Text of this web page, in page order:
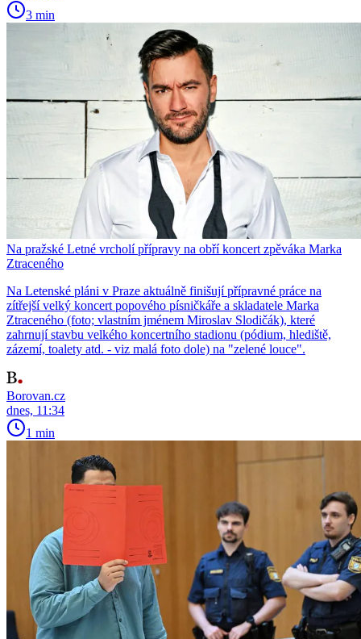
3 min
Na pražské Letné vrcholí přípravy na obří koncert zpěváka Marka
Ztraceného
Na Letenské pláni v Praze aktuálně finišují přípravné práce na
zítřejší velký koncert popového písničkáře a skladatele Marka
Ztraceného (foto; vlastním jménem Miroslav Slodičák), které
zahrnují stavbu velkého koncertního stadionu (pódium, hlediště,
zázemí, toalety atd. - viz malá foto dole) na "zelené louce".
Borovan.cz
dnes, 11:34
1 min